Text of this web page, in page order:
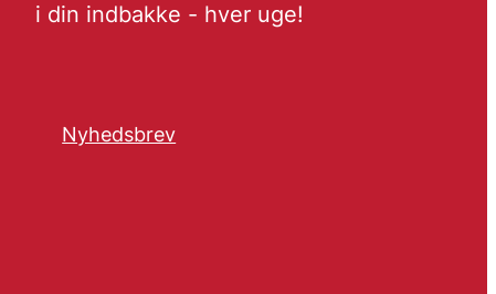
i din indbakke - hver uge!
Nyhedsbrev